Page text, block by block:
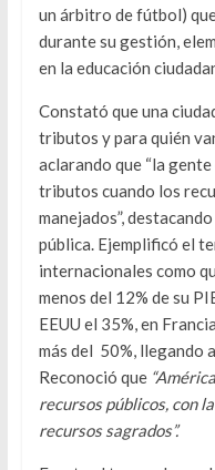
un árbitro de fútbol)
durante su gestión,
en la educación
Constató que una
tributos y para quién
aclarando que “la
tributos cuando los
manejados”,
pública. Ejemplificó el
internacionales como
menos del 12% de su
EEUU el 35%, en
más del 50%, llegando
Reconoció que
recursos públicos, con
recursos sagrados”.